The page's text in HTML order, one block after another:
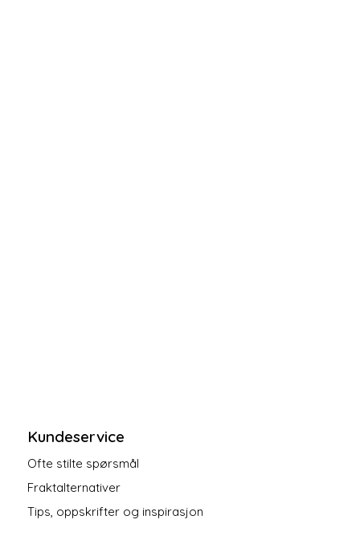
Kundeservice
Ofte stilte spørsmål
Fraktalternativer
Tips, oppskrifter og inspirasjon